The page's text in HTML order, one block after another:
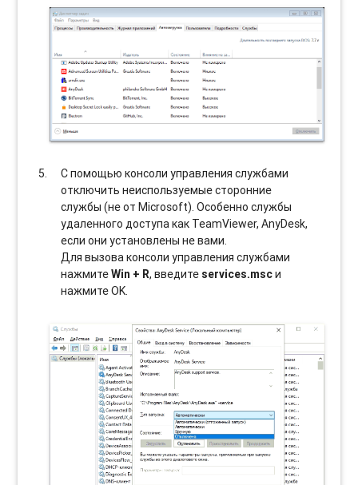
С помощью консоли управления службами
отключить неиспользуемые сторонние
службы (не от Microsoft). Особенно службы
удаленного доступа как TeamViewer, AnyDesk,
если они установлены не вами.
Для вызова консоли управления службами
нажмитеWin + R, введите services.mscи
нажмите OK.